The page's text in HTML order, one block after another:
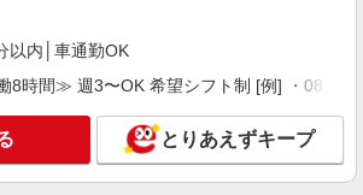
2029418
までのデイサービス☆車の運転できる方優
大垣駅】
以内│車通勤OK
8時間≫ 週3〜OK 希望シフト制 [例] ・
とりあえずキープ